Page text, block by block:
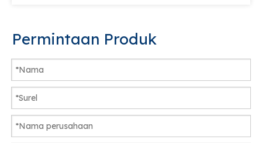
Permintaan Produk